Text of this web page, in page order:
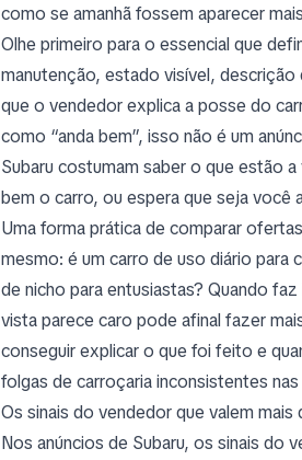
como se amanhã fossem aparecer
Olhe primeiro para o essencial que
manutenção, estado visível,
que o vendedor explica a posse do
como “anda bem”, isso não é um
Subaru costumam saber o que estão
bem o carro, ou espera que seja você
Uma forma prática de comparar
mesmo: é um carro de uso diário para
de nicho para entusiastas? Quando
vista parece caro pode afinal fazer
conseguir explicar o que foi feito e
folgas de carroçaria inconsistentes
Os sinais do vendedor que valem
Nos anúncios de Subaru, os sinais do